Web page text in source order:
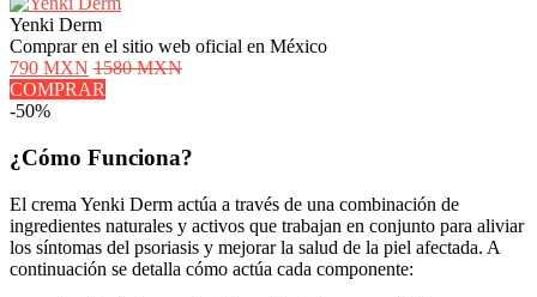
Yenki Derm
Comprar en el sitio web oficial en México
790 MXN 1580 MXN
COMPRAR
-50%
¿Cómo Funciona?
El crema Yenki Derm actúa a través de una combinación de
ingredientes naturales y activos que trabajan en conjunto para aliviar
los síntomas del psoriasis y mejorar la salud de la piel afectada. A
continuación se detalla cómo actúa cada componente: